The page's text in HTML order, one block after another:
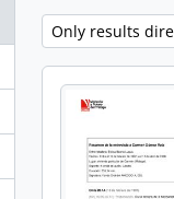
Remove filter:
Only results